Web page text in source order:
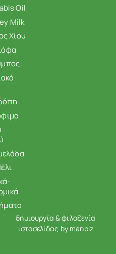
Oil
Milk
Χίου
δημιουργία & φιλοξενία
ιστοσελίδας by manbiz